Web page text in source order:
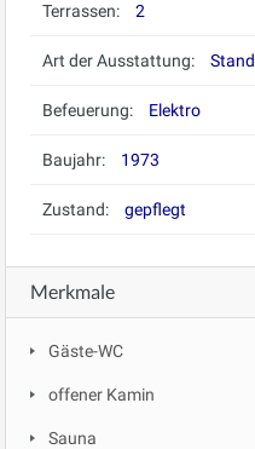
Terrassen: 2
Art der Ausstattung:
Befeuerung: Elektro
Baujahr: 1973
Zustand: gepflegt
Merkmale
Gäste-WC
offener Kamin
Sauna